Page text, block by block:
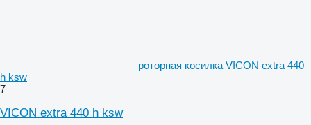
роторная косилка VICON extra 440
h ksw
7
VICON extra 440 h ksw